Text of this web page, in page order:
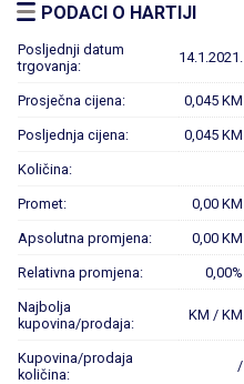
PODACI O HARTIJI
Posljednji datum
trgovanja:
14.1.2021.
Prosječna cijena: 0,045 KM
Posljednja cijena: 0,045 KM
Količina:
Promet: 0,00 KM
Apsolutna promjena: 0,00 KM
Relativna promjena: 0,00%
Najbolja
kupovina/prodaja:
KM / KM
Kupovina/prodaja
količina:
/